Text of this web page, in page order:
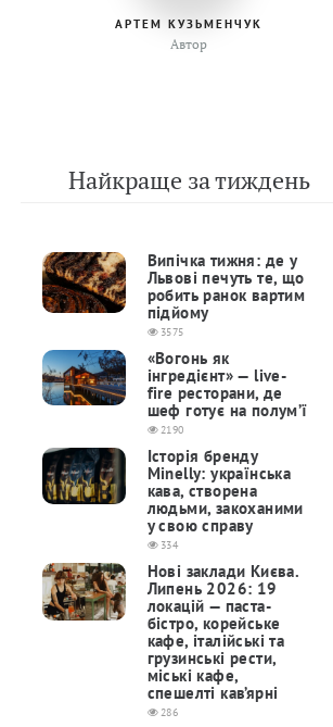
АРТЕМ КУЗЬМЕНЧУК
Автор
Найкраще за тиждень
Випічка тижня: де у
Львові печуть те, що
робить ранок вартим
підйому
3575
«Вогонь як
інгредієнт» — live-
fire ресторани, де
шеф готує на полум’ї
2190
Історія бренду
Minelly: українська
кава, створена
людьми, закоханими
у свою справу
334
Нові заклади Києва.
Липень 2026: 19
локацій — паста-
бістро, корейське
кафе, італійські та
грузинські рести,
міські кафе,
спешелті кав’ярні
286